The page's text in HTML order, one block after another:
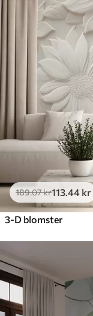
189.07kr113.44 kr
3-D blomster